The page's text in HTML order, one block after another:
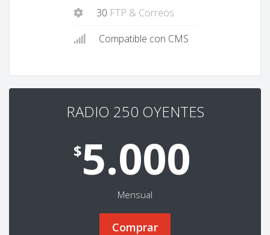
30 FTP & Correos
Compatible con CMS
RADIO 250 OYENTES
$5.000
Mensual
Comprar